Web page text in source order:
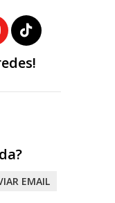
EMAIL